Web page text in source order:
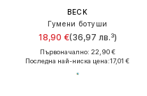
BECK
Гумени ботуши
18,90 €(36,97 лв.³)
Първоначално: 22,90 €
Последна най-ниска цена:17,01 €